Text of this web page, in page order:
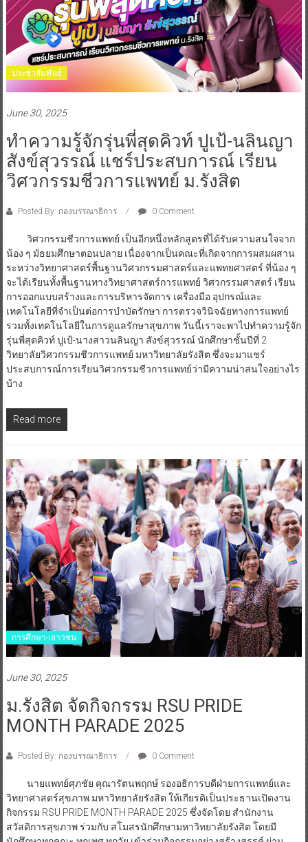
ประชาสัมพันธ์
June 30, 2025
ทำความรู้จักรุ่นพี่สุดคิวท์ ปูเป้-นลินญา
สังข์สุวรรณ์ แชร์ประสบการณ์ เรียน
วิศวกรรมชีวการแพทย์ ม.รังสิต
Posted By: กองบรรณาธิการ 0 Comment
วิศวกรรมชีวการแพทย์ เป็นอีกหนึ่งหลักสูตรที่ได้รับความสนใจจาก
น้อง ๆ มัธยมศึกษาตอนปลาย เนื่องจากเป็นคณะที่เกิดจากการผสมผสาน
ระหว่างวิทยาศาสตร์พื้นฐานวิศวกรรมศาสตร์และแพทยศาสตร์ ที่น้อง ๆ
จะได้เรียนทั้งพื้นฐานทางวิทยาศาสตร์การแพทย์ วิศวกรรมศาสตร์ เรียน
การออกแบบสร้างและการบริหารจัดการ เครื่องมือ อุปกรณ์และ
เทคโนโลยีที่จำเป็นต่อการบำบัดรักษา การตรวจวินิจฉัยทางการแพทย์
รวมทั้งเทคโนโลยีในการดูแลรักษาสุขภาพ วันนี้เราจะพาไปทำความรู้จัก
รุ่นพี่สุดคิวท์ ปูเป้-นางสาวนลินญา สังข์สุวรรณ์ นักศึกษาชั้นปีที่ 2
วิทยาลัยวิศวกรรมชีวการแพทย์ มหาวิทยาลัยรังสิต ซึ่งจะมาแชร์
ประสบการณ์การเรียนวิศวกรรมชีวการแพทย์ว่ามีความน่าสนใจอย่างไร
บ้าง
Read more
การศึกษา-เยาวชน
June 30, 2025
ม.รังสิต จัดกิจกรรม RSU PRIDE
MONTH PARADE 2025
Posted By: กองบรรณาธิการ 0 Comment
นายแพทย์ศุภชัย คุณารัตนพฤกษ์ รองอธิการบดีฝ่ายการแพทย์และ
วิทยาศาสตร์สุขภาพ มหาวิทยาลัยรังสิต ให้เกียรติเป็นประธานเปิดงาน
กิจกรรม RSU PRIDE MONTH PARADE 2025 ซึ่งจัดโดย สำนักงาน
สวัสดิการสุขภาพ ร่วมกับ สโมสรนักศึกษามหาวิทยาลัยรังสิต โดยมี